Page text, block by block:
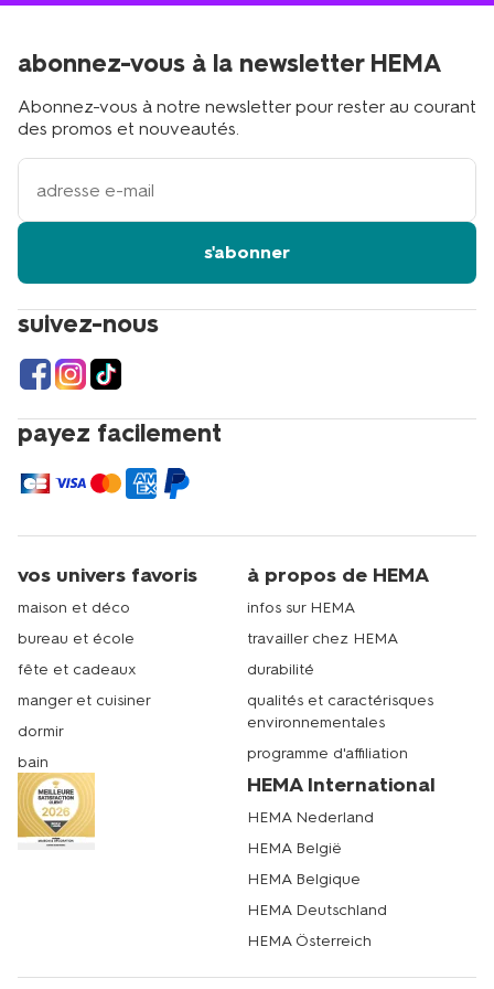
suivez-nous
payez facilement
abonnez-vous à la newsletter HEMA
Abonnez-vous à notre newsletter pour rester au courant
des promos et nouveautés.
votre
adresse
s'abonner
vos univers favoris
maison et déco
bureau et école
fête et cadeaux
manger et cuisiner
dormir
bain
à propos de HEMA
infos sur HEMA
travailler chez HEMA
durabilité
qualités et caractérisques
environnementales
programme d'affiliation
HEMA International
HEMA Nederland
HEMA België
HEMA Belgique
HEMA Deutschland
HEMA Österreich